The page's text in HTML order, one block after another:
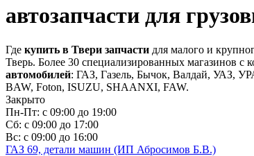
автозапчасти для
Где купить в Твери запчасти для малого и
Тверь. Более 30 специализированных магазинов с
автомобилей: ГАЗ, Газель, Бычок, Валдай, УАЗ,
BAW, Foton, ISUZU, SHAANXI, FAW.
Закрыто
Пн-Пт: с 09:00 до 19:00
Сб: с 09:00 до 17:00
Вс: с 09:00 до 16:00
ГАЗ 69, детали машин (ИП Абросимов Б.В.)